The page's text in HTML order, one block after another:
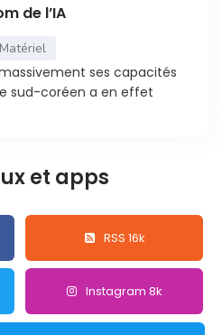
de l’IA
Matériel
ses capacités
sud-coréen a en effet
et apps
RSS 16k
Instagram 8k